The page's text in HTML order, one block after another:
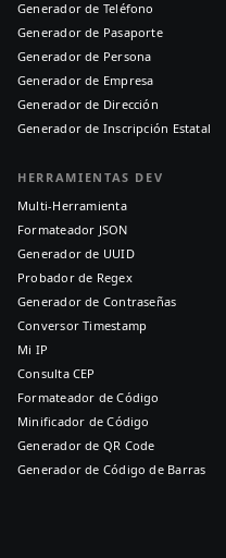
Generador de Teléfono
Generador de Pasaporte
Generador de Persona
Generador de Empresa
Generador de Dirección
Generador de Inscripción Estatal
HERRAMIENTAS DEV
Multi-Herramienta
Formateador JSON
Generador de UUID
Probador de Regex
Generador de Contraseñas
Conversor Timestamp
Mi IP
Consulta CEP
Formateador de Código
Minificador de Código
Generador de QR Code
Generador de Código de Barras